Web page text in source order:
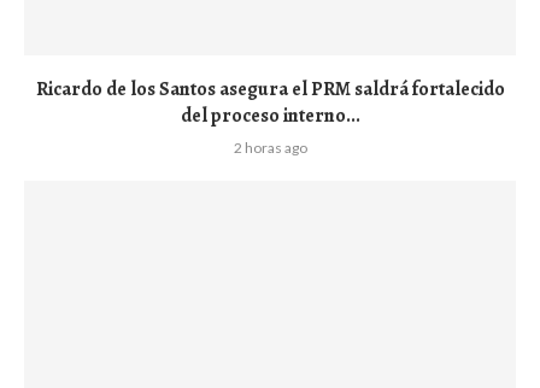
Ricardo de los Santos asegura el PRM saldrá fortalecido
del proceso interno...
2 horas ago